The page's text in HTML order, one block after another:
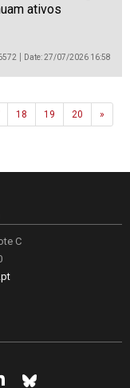
ativos
Date: 27/07/2026 16:58
18 19 20 »Next
C